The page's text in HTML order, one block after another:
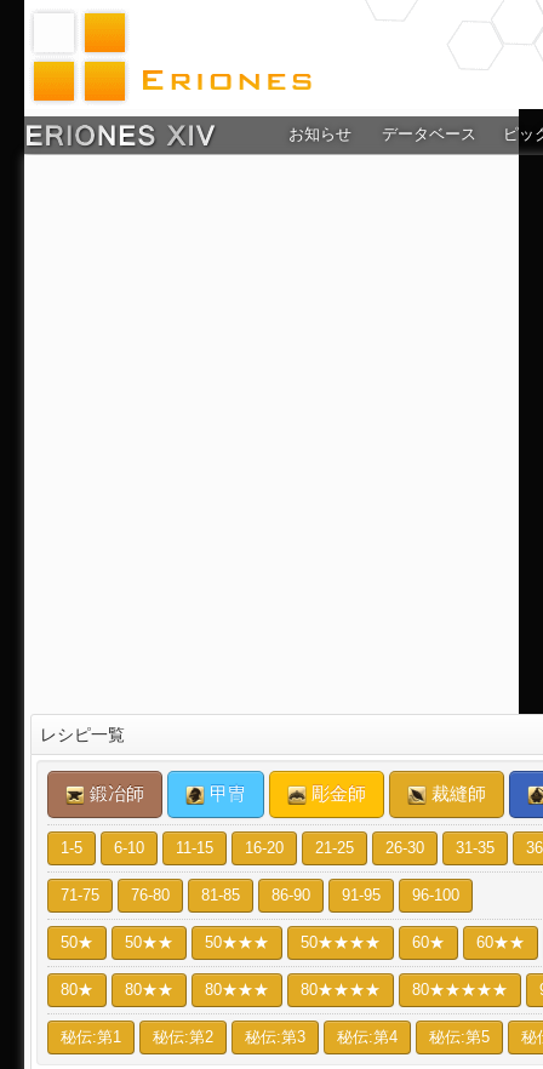
お知らせ データベース ピッ
レシピ一覧
鍛冶師 甲冑 彫金師 裁縫師
1-5 6-10 11-15 16-20 21-25 26-30 31-35
71-75 76-80 81-85 86-90 91-95 96-100
50★ 50★★ 50★★★ 50★★★★ 60★ 60★★
80★ 80★★ 80★★★ 80★★★★ 80★★★★★
秘伝:第1 秘伝:第2 秘伝:第3 秘伝:第4 秘伝:第5 秘